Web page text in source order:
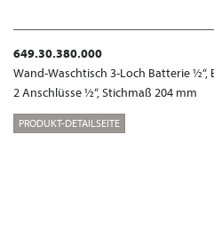
649.30.380.000
Wand-Waschtisch 3-Loch Batterie ½“,
2 Anschlüsse ½“, Stichmaß 204 mm
PRODUKT-DETAILSEITE